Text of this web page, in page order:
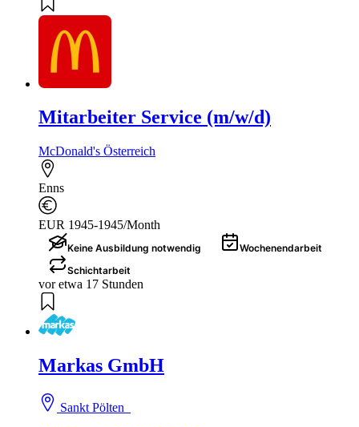
Mitarbeiter Service (m/w/d)
McDonald's Österreich
Enns
EUR 1945-1945/Month
Keine Ausbildung notwendig
Wochenendarbeit
Schichtarbeit
vor etwa 17 Stunden
Markas GmbH
Sankt Pölten